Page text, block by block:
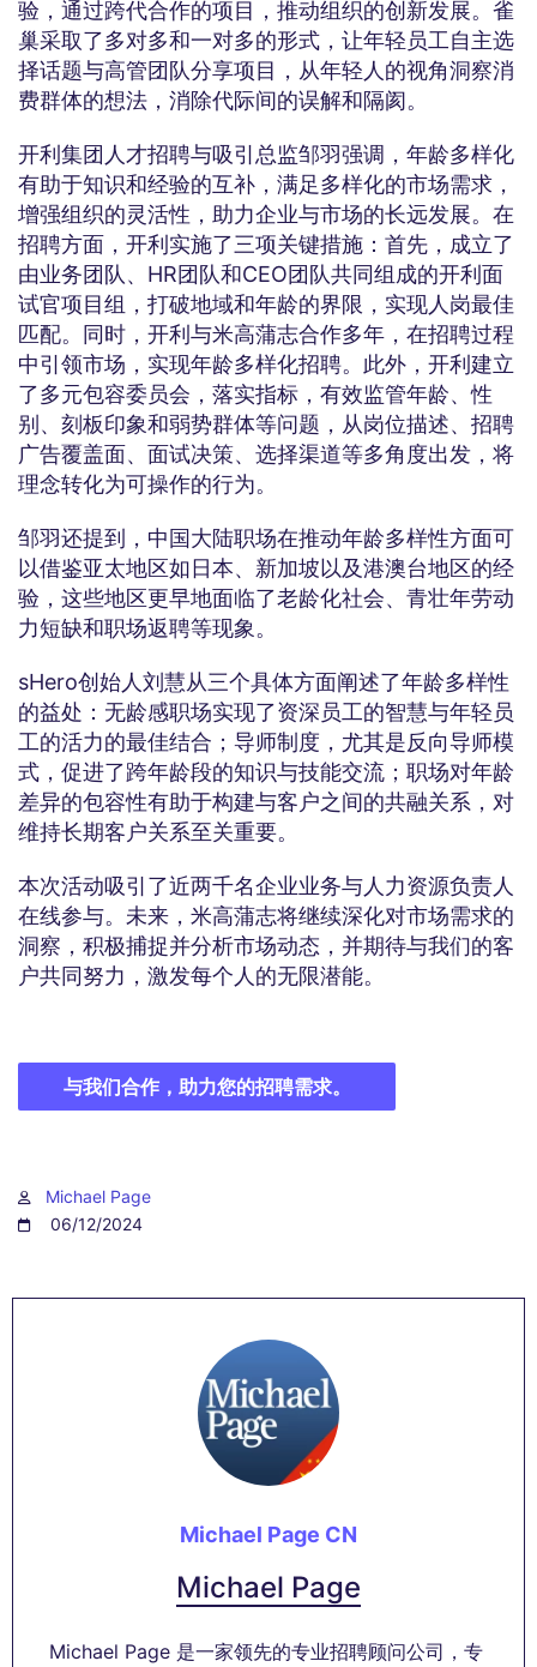
验，通过跨代合作的项目，推动组织的创新发展。雀
巢采取了多对多和一对多的形式，让年轻员工自主选
择话题与高管团队分享项目，从年轻人的视角洞察消
费群体的想法，消除代际间的误解和隔阂。
开利集团人才招聘与吸引总监邹羽强调，年龄多样化
有助于知识和经验的互补，满足多样化的市场需求，
增强组织的灵活性，助力企业与市场的长远发展。在
招聘方面，开利实施了三项关键措施：首先，成立了
由业务团队、HR团队和CEO团队共同组成的开利面
试官项目组，打破地域和年龄的界限，实现人岗最佳
匹配。同时，开利与米高蒲志合作多年，在招聘过程
中引领市场，实现年龄多样化招聘。此外，开利建立
了多元包容委员会，落实指标，有效监管年龄、性
别、刻板印象和弱势群体等问题，从岗位描述、招聘
广告覆盖面、面试决策、选择渠道等多角度出发，将
理念转化为可操作的行为。
邹羽还提到，中国大陆职场在推动年龄多样性方面可
以借鉴亚太地区如日本、新加坡以及港澳台地区的经
验，这些地区更早地面临了老龄化社会、青壮年劳动
力短缺和职场返聘等现象。
sHero创始人刘慧从三个具体方面阐述了年龄多样性
的益处：无龄感职场实现了资深员工的智慧与年轻员
工的活力的最佳结合；导师制度，尤其是反向导师模
式，促进了跨年龄段的知识与技能交流；职场对年龄
差异的包容性有助于构建与客户之间的共融关系，对
维持长期客户关系至关重要。
本次活动吸引了近两千名企业业务与人力资源负责人
在线参与。未来，米高蒲志将继续深化对市场需求的
洞察，积极捕捉并分析市场动态，并期待与我们的客
户共同努力，激发每个人的无限潜能。
与我们合作，助力您的招聘需求。
Michael Page
06/12/2024
Michael Page CN
Michael Page
Michael Page 是一家领先的专业招聘顾问公司，专